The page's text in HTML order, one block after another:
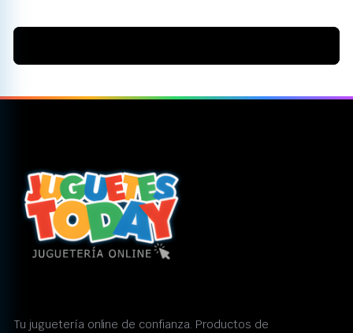
Tu juguetería online de confianza. Productos de